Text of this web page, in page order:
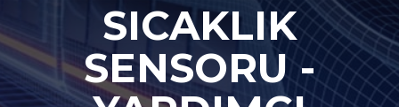
SICAKLIK
SENSORU -